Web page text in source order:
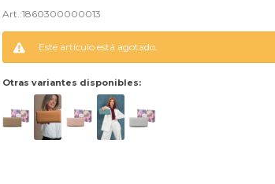
1860300000013
Este artículo está agotado.
Otras variantes disponibles: